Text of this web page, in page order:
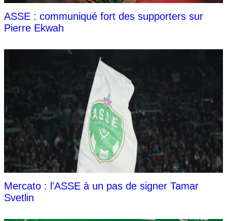
ASSE : communiqué fort des supporters sur
Pierre Ekwah
Mercato : l'ASSE à un pas de signer Tamar
Svetlin